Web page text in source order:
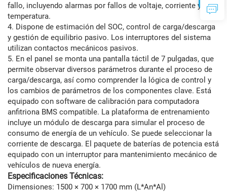
fallo, incluyendo alarmas por fallos de voltaje, corriente y
temperatura.
4. Dispone de estimación del SOC, control de carga/descarga
y gestión de equilibrio pasivo. Los interruptores del sistema
utilizan contactos mecánicos pasivos.
5. En el panel se monta una pantalla táctil de 7 pulgadas, que
permite observar diversos parámetros durante el proceso de
carga/descarga, así como comprender la lógica de control y
los cambios de parámetros de los componentes clave. Está
equipado con software de calibración para computadora
anfitriona BMS compatible. La plataforma de entrenamiento
incluye un módulo de descarga para simular el proceso de
consumo de energía de un vehículo. Se puede seleccionar la
corriente de descarga. El paquete de baterías de potencia está
equipado con un interruptor para mantenimiento mecánico de
vehículos de nueva energía.
Especificaciones Técnicas:
Dimensiones: 1500 × 700 × 1700 mm (L*An*Al)